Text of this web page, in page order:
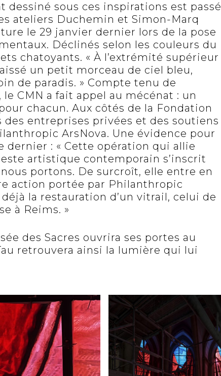
dessiné sous ces inspirations est passé
ateliers Duchemin et Simon-Marq
le 29 janvier dernier lors de la pose
Déclinés selon les couleurs du
chatoyants. « À l’extrémité supérieur
un petit morceau de ciel bleu,
de paradis. » Compte tenu de
CMN a fait appel au mécénat : un
chacun. Aux côtés de la Fondation
entreprises privées et des soutiens
ArsNova. Une évidence pour
dernier : « Cette opération qui allie
artistique contemporain s’inscrit
portons. De surcroît, elle entre en
action portée par Philanthropic
la restauration d’un vitrail, celui de
à Reims. »
des Sacres ouvrira ses portes au
retrouvera ainsi la lumière qui lui